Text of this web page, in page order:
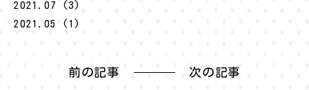
2021.07 (3)
2021.05 (1)
前の記事 次の記事